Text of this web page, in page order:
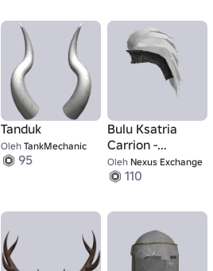
Tanduk
Oleh TankMechanic
95
Bulu Ksatria
Carrion -
[ELDHEIM]
Oleh Nexus Exchange
110